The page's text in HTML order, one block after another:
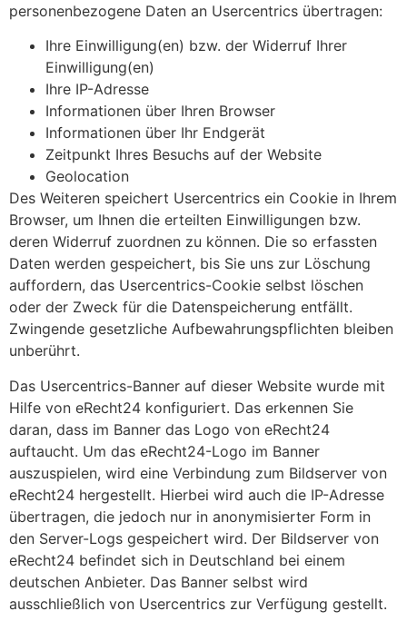
personenbezogene Daten an Usercentrics übertragen:
Ihre Einwilligung(en) bzw. der Widerruf Ihrer
Einwilligung(en)
Ihre IP-Adresse
Informationen über Ihren Browser
Informationen über Ihr Endgerät
Zeitpunkt Ihres Besuchs auf der Website
Geolocation
Des Weiteren speichert Usercentrics ein Cookie in Ihrem
Browser, um Ihnen die erteilten Einwilligungen bzw.
deren Widerruf zuordnen zu können. Die so erfassten
Daten werden gespeichert, bis Sie uns zur Löschung
auffordern, das Usercentrics-Cookie selbst löschen
oder der Zweck für die Datenspeicherung entfällt.
Zwingende gesetzliche Aufbewahrungspflichten bleiben
unberührt.
Das Usercentrics-Banner auf dieser Website wurde mit
Hilfe von eRecht24 konfiguriert. Das erkennen Sie
daran, dass im Banner das Logo von eRecht24
auftaucht. Um das eRecht24-Logo im Banner
auszuspielen, wird eine Verbindung zum Bildserver von
eRecht24 hergestellt. Hierbei wird auch die IP-Adresse
übertragen, die jedoch nur in anonymisierter Form in
den Server-Logs gespeichert wird. Der Bildserver von
eRecht24 befindet sich in Deutschland bei einem
deutschen Anbieter. Das Banner selbst wird
ausschließlich von Usercentrics zur Verfügung gestellt.